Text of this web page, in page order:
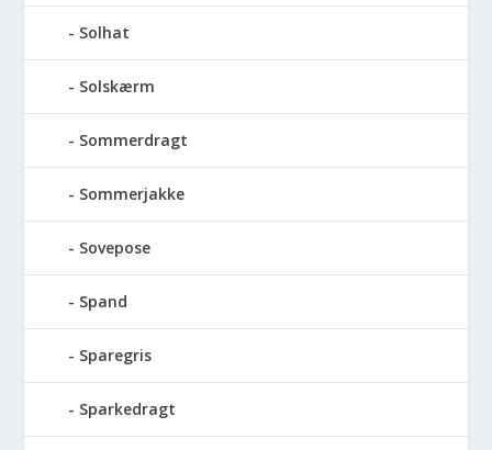
Solhat
Solskærm
Sommerdragt
Sommerjakke
Sovepose
Spand
Sparegris
Sparkedragt